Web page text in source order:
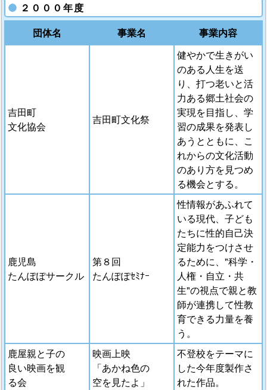
２０００年度
団体名
事業名 事業内容
吉田町
文化協会
吉田町文化祭
健やかで生きがい
のある人生を送
り、打つ老いと活
力ある郷土社会の
実現を目指し、学
習の成果を発表し
あうとともに、こ
れからの文化活動
のあり方を見つめ
る機会とする。
鹿児島
たんぽぽサークル
第８回
たんぽぽｾﾐﾅｰ
性情報があふれて
いる現代、子ども
たちに性的自己決
定能力をつけさせ
るために、"科学・
人権・自立・共
生"の視点で親と教
師が連携して性教
育できる力量を養
う。
鹿屋親と子の
良い映画を観
る会
映画上映
「あかね色の
空を見たよ」
不登校をテーマに
した今年度製作さ
れた作品。